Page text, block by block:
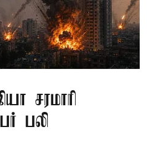
சரமாரி
பலி